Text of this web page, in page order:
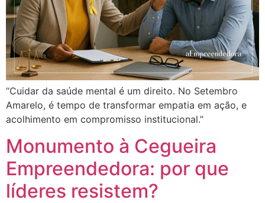
“Cuidar da saúde mental é um direito. No Setembro
Amarelo, é tempo de transformar empatia em ação, e
acolhimento em compromisso institucional.”
Monumento à Cegueira
Empreendedora: por que
líderes resistem?